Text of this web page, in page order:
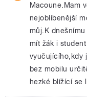
Macoune.Mam
nejoblíbenější
můj.K
mít žák i
vyučujícího,kdy
bez mobilu
hezké blížící se